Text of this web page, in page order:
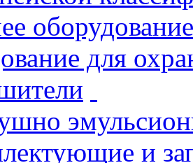
оборудование
для
и